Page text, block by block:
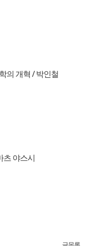
의 개혁 / 박인철
츠 야스시